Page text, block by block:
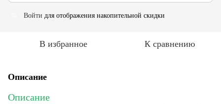
Войти для отображения накопительной скидки
В избранное К сравнению
Описание
Описание